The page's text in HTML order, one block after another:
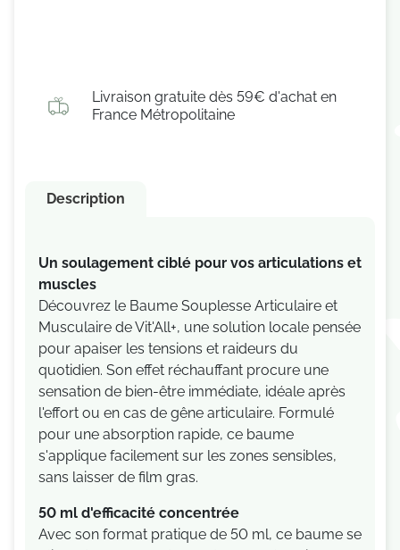
Livraison gratuite dès 59€ d'achat en
France Métropolitaine
Description
Un soulagement ciblé pour vos articulations et
muscles
Découvrez le Baume Souplesse Articulaire et
Musculaire de Vit'All+, une solution locale pensée
pour apaiser les tensions et raideurs du
quotidien. Son effet réchauffant procure une
sensation de bien-être immédiate, idéale après
l'effort ou en cas de gêne articulaire. Formulé
pour une absorption rapide, ce baume
s'applique facilement sur les zones sensibles,
sans laisser de film gras.
50 ml d'efficacité concentrée
Avec son format pratique de 50 ml, ce baume se